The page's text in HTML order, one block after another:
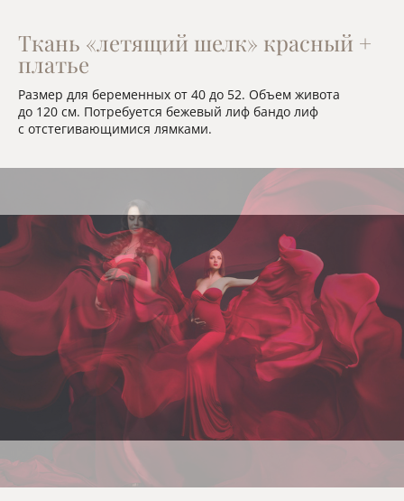
Ткань «летящий шелк» красный +
платье
Размер для беременных от 40 до 52. Объем живота
до 120 см. Потребуется бежевый лиф бандо лиф
с отстегивающимися лямками.